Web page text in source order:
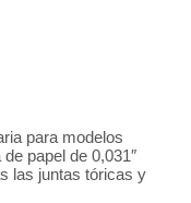
para modelos
papel de 0,031″
las juntas tóricas y